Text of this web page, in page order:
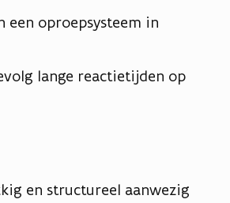
een oproepsysteem in
lange reactietijden op
en structureel aanwezig